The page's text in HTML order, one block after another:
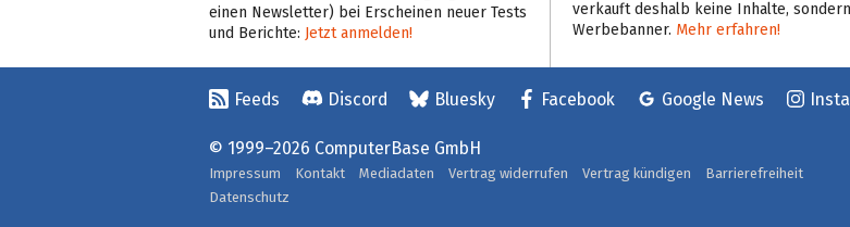
einen Newsletter) bei Erscheinen neuer Tests
und Berichte: Jetzt anmelden!
verkauft deshalb keine Inhalte, sondern
Werbebanner. Mehr erfahren!
Feeds Discord Bluesky Facebook Google News
© 1999–2026 ComputerBase GmbH
Impressum Kontakt Mediadaten Vertrag widerrufen Vertrag kündigen
Barrierefreiheit
Datenschutz